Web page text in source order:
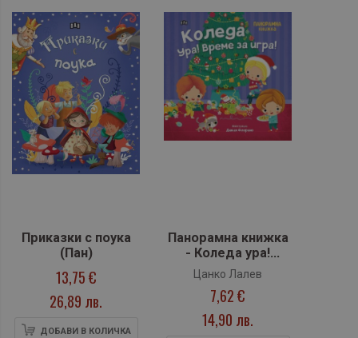
Приказки с поука
(Пан)
13,75 €
26,89 лв.
ДОБАВИ В КОЛИЧКА
Панорамна книжка
- Коледа ура!
Време за игра!
Цанко Лалев
7,62 €
14,90 лв.